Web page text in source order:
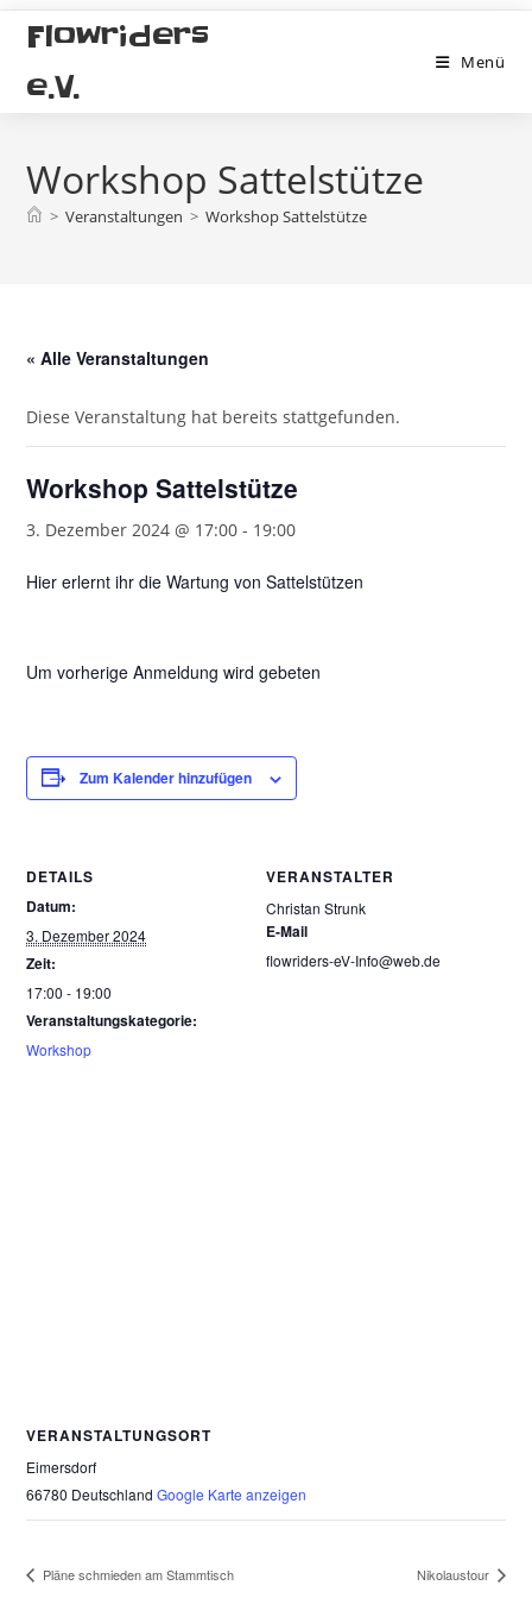
Zum
Inhalt
springen
Flowriders
e.V.
Menü
Workshop Sattelstütze
> Veranstaltungen > Workshop Sattelstütze
« Alle Veranstaltungen
Diese Veranstaltung hat bereits stattgefunden.
Workshop Sattelstütze
3. Dezember 2024 @ 17:00 - 19:00
Hier erlernt ihr die Wartung von Sattelstützen
Um vorherige Anmeldung wird gebeten
Zum Kalender hinzufügen
DETAILS
Datum:
3. Dezember 2024
Zeit:
17:00 - 19:00
Veranstaltungskategorie:
Workshop
VERANSTALTER
Christan Strunk
E-Mail
flowriders-eV-Info@web.de
VERANSTALTUNGSORT
Eimersdorf
66780 Deutschland Google Karte anzeigen
Pläne schmieden am Stammtisch Nikolaustour